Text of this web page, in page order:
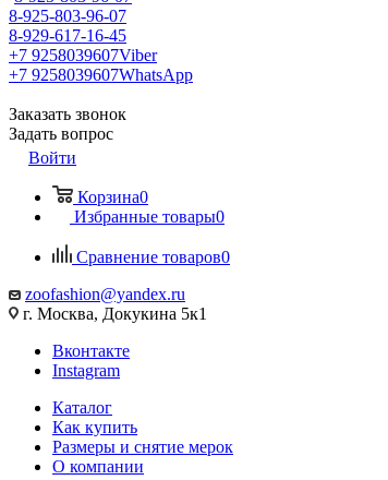
8-925-803-96-07
8-929-617-16-45
+7 9258039607Viber
+7 9258039607WhatsApp
Заказать звонок
Задать вопрос
Войти
Корзина0
Избранные товары0
Сравнение товаров0
zoofashion@yandex.ru
г. Москва, Докукина 5к1
Вконтакте
Instagram
Каталог
Как купить
Размеры и снятие мерок
О компании